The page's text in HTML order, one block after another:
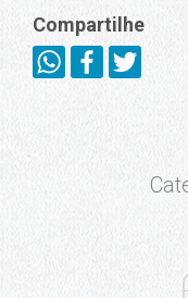
Compartilhe